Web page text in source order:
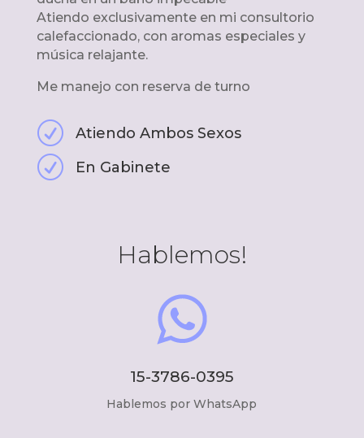
Atiendo exclusivamente en mi consultorio
calefaccionado, con aromas especiales y
música relajante.
Me manejo con reserva de turno
R Atiendo Ambos Sexos
R En Gabinete
Hablemos!
15-3786-0395
Hablemos por WhatsApp